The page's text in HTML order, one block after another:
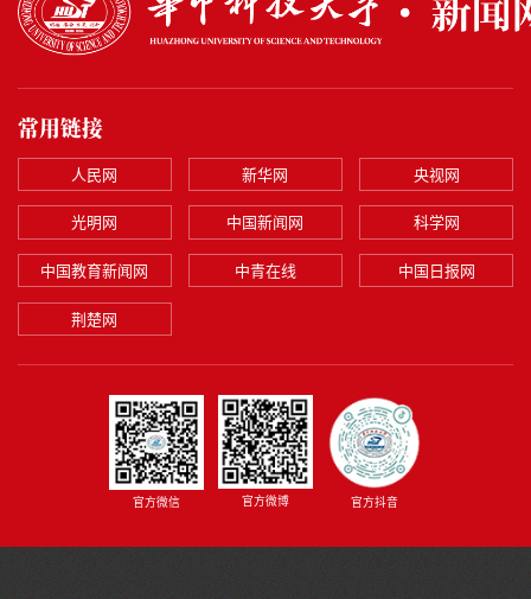
常用链接
人民网 新华网 央视网
光明网 中国新闻网 科学网
中国教育新闻网 中青在线 中国日报网
荆楚网
官方微信 官方微博 官方抖音